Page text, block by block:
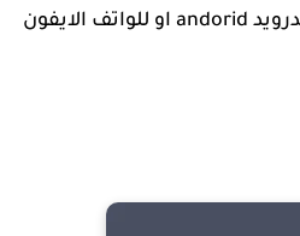
الظهور متصلين اونلاين online بتطبيق الواتس اب whatsapp سواء لاجهزة اندرويد andorid او للواتف الايفون